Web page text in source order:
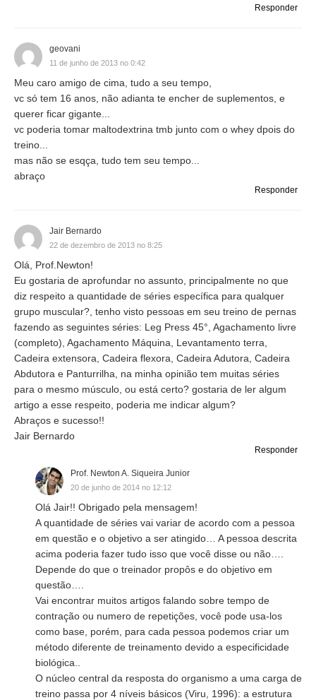
Responder
geovani
11 de junho de 2013 no 0:42
Meu caro amigo de cima, tudo a seu tempo,
vc só tem 16 anos, não adianta te encher de suplementos, e
querer ficar gigante...
vc poderia tomar maltodextrina tmb junto com o whey dpois do
treino...
mas não se esqça, tudo tem seu tempo...
abraço
Responder
Jair Bernardo
22 de dezembro de 2013 no 8:25
Olá, Prof.Newton!
Eu gostaria de aprofundar no assunto, principalmente no que
diz respeito a quantidade de séries específica para qualquer
grupo muscular?, tenho visto pessoas em seu treino de pernas
fazendo as seguintes séries: Leg Press 45°, Agachamento livre
(completo), Agachamento Máquina, Levantamento terra,
Cadeira extensora, Cadeira flexora, Cadeira Adutora, Cadeira
Abdutora e Panturrilha, na minha opinião tem muitas séries
para o mesmo músculo, ou está certo? gostaria de ler algum
artigo a esse respeito, poderia me indicar algum?
Abraços e sucesso!!
Jair Bernardo
Responder
Prof. Newton A. Siqueira Junior
20 de junho de 2014 no 12:12
Olá Jair!! Obrigado pela mensagem!
A quantidade de séries vai variar de acordo com a pessoa
em questão e o objetivo a ser atingido… A pessoa descrita
acima poderia fazer tudo isso que você disse ou não….
Depende do que o treinador propôs e do objetivo em
questão….
Vai encontrar muitos artigos falando sobre tempo de
contração ou numero de repetições, você pode usa-los
como base, porém, para cada pessoa podemos criar um
método diferente de treinamento devido a especificidade
biológica..
O núcleo central da resposta do organismo a uma carga de
treino passa por 4 níveis básicos (Viru, 1996): a estrutura